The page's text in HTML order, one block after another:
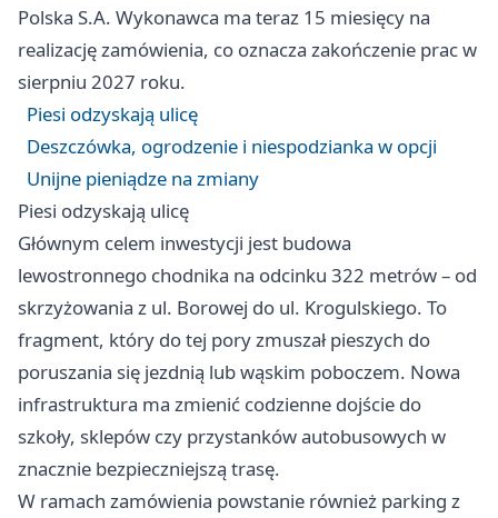
Polska S.A. Wykonawca ma teraz 15 miesięcy na
realizację zamówienia, co oznacza zakończenie prac w
sierpniu 2027 roku.
Piesi odzyskają ulicę
Deszczówka, ogrodzenie i niespodzianka w opcji
Unijne pieniądze na zmiany
Piesi odzyskają ulicę
Głównym celem inwestycji jest budowa
lewostronnego chodnika na odcinku 322 metrów – od
skrzyżowania z ul. Borowej do ul. Krogulskiego. To
fragment, który do tej pory zmuszał pieszych do
poruszania się jezdnią lub wąskim poboczem. Nowa
infrastruktura ma zmienić codzienne dojście do
szkoły, sklepów czy przystanków autobusowych w
znacznie bezpieczniejszą trasę.
W ramach zamówienia powstanie również parking z